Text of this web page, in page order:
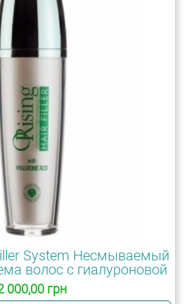
System Несмываемый
волос с гиалуроновой
и кератином
000,00 грн